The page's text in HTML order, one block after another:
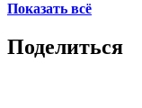
Показать всё
Поделиться